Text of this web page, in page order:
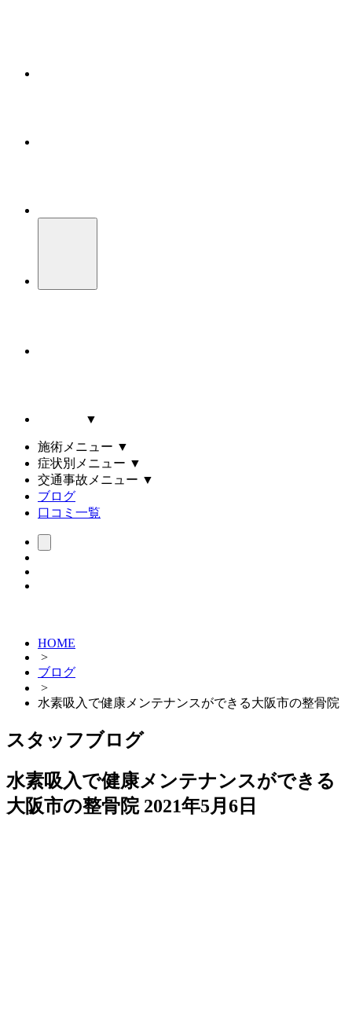
▼
施術メニュー ▼
症状別メニュー ▼
交通事故メニュー ▼
ブログ
口コミ一覧
HOME
>
ブログ
>
水素吸入で健康メンテナンスができる大阪市の整骨院
スタッフブログ
水素吸入で健康メンテナンスができる
大阪市の整骨院 2021年5月6日